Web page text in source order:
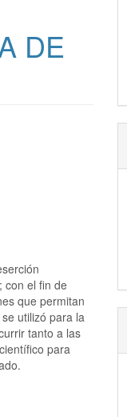
DE
con el fin de
que permitan
utilizó para la
tanto a las
para